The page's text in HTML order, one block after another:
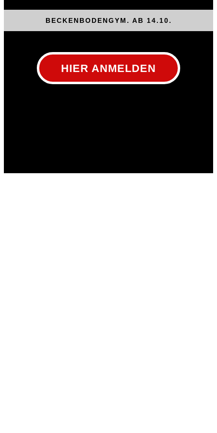
BECKENBODENGYM. AB 14.10.
HIER ANMELDEN